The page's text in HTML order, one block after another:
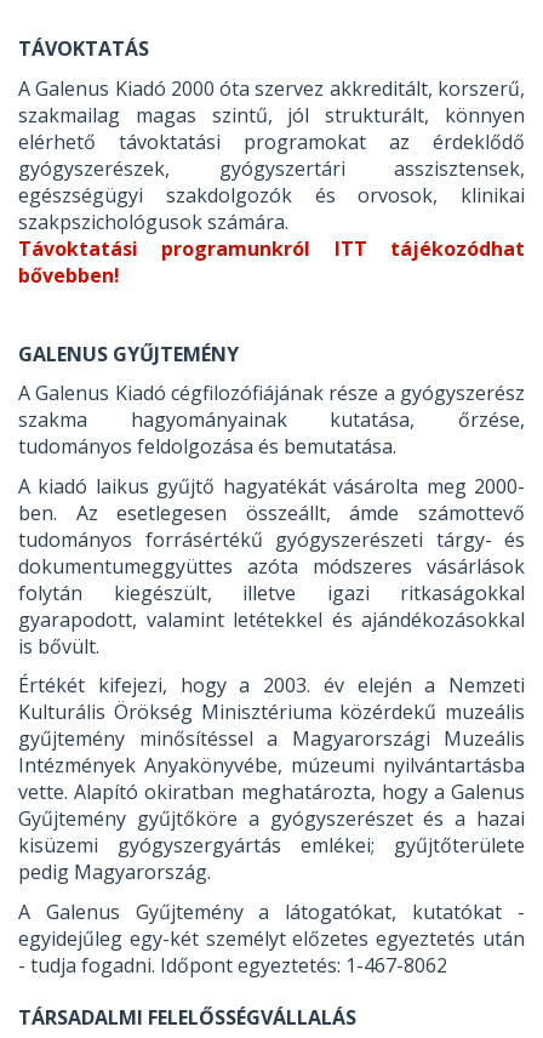
TÁVOKTATÁS
A Galenus Kiadó 2000 óta szervez akkreditált, korszerű,
szakmailag magas szintű, jól strukturált, könnyen
elérhető távoktatási programokat az érdeklődő
gyógyszerészek, gyógyszertári asszisztensek,
egészségügyi szakdolgozók és orvosok, klinikai
szakpszichológusok számára.
Távoktatási programunkról ITT tájékozódhat
bővebben!
GALENUS GYŰJTEMÉNY
A Galenus Kiadó cégfilozófiájának része a gyógyszerész
szakma hagyományainak kutatása, őrzése,
tudományos feldolgozása és bemutatása.
A kiadó laikus gyűjtő hagyatékát vásárolta meg 2000-
ben. Az esetlegesen összeállt, ámde számottevő
tudományos forrásértékű gyógyszerészeti tárgy- és
dokumentumeggyüttes azóta módszeres vásárlások
folytán kiegészült, illetve igazi ritkaságokkal
gyarapodott, valamint letétekkel és ajándékozásokkal
is bővült.
Értékét kifejezi, hogy a 2003. év elején a Nemzeti
Kulturális Örökség Minisztériuma közérdekű muzeális
gyűjtemény minősítéssel a Magyarországi Muzeális
Intézmények Anyakönyvébe, múzeumi nyilvántartásba
vette. Alapító okiratban meghatározta, hogy a Galenus
Gyűjtemény gyűjtőköre a gyógyszerészet és a hazai
kisüzemi gyógyszergyártás emlékei; gyűjtőterülete
pedig Magyarország.
A Galenus Gyűjtemény a látogatókat, kutatókat -
egyidejűleg egy-két személyt előzetes egyeztetés után
- tudja fogadni. Időpont egyeztetés: 1-467-8062
TÁRSADALMI FELELŐSSÉGVÁLLALÁS